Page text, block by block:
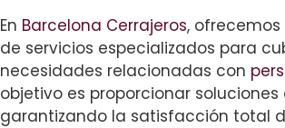
En Barcelona Cerrajeros,
de servicios especializados para
necesidades relacionadas con
objetivo es proporcionar
garantizando la satisfacción total